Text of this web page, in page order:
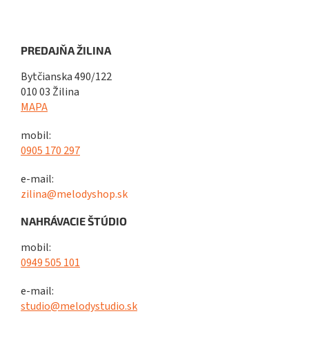
PREDAJŇA ŽILINA
Bytčianska 490/122
010 03 Žilina
MAPA
mobil:
0905 170 297
e-mail:
zilina@melodyshop.sk
NAHRÁVACIE ŠTÚDIO
mobil:
0949 505 101
e-mail:
studio@melodystudio.sk